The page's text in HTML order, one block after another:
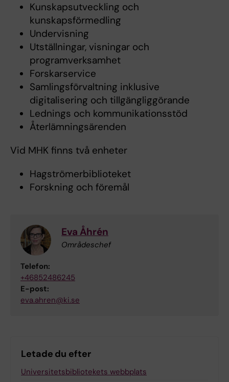
Kunskapsutveckling och
kunskapsförmedling
Undervisning
Utställningar, visningar och
programverksamhet
Forskarservice
Samlingsförvaltning inklusive
digitalisering och tillgängliggörande
Lednings och kommunikationsstöd
Återlämningsärenden
Vid MHK finns två enheter
Hagströmerbiblioteket
Forskning och föremål
Eva Åhrén
Områdeschef
Telefon:
+46852486245
E-post:
eva.ahren@ki.se
Letade du efter
Universitetsbibliotekets webbplats